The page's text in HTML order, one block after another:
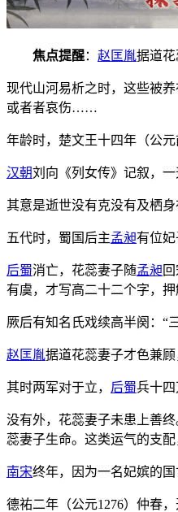
焦点提醒： 赵匡胤据道
现代山河易析之时，这些被
或者者哀伤……
年龄时，楚文王十四年（公元
汉朝刘向《列女传》记叙，
其意是逝世没有克没有及栖
五代时，蜀国后主孟昶有位妃
后蜀消亡，花蕊妻子随孟昶
有虞，才写高二十二个字，押
厥后有知名氏戏续高半阕：“
赵匡胤据道花蕊妻子才色兼
其时两军对于立， 后蜀兵十
没有外，花蕊妻子未患上善
蕊妻子生命。这类运气的支
南宋终年，因为一名妃嫔的国
德祐二年（公元1276）仲春